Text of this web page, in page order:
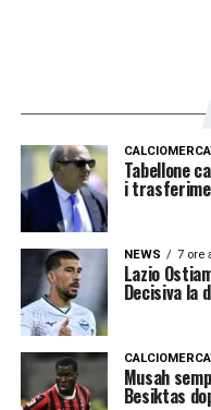
Tabellone
i
NEWS 7 ore
Lazio
Decisiva la
Musah
Besiktas